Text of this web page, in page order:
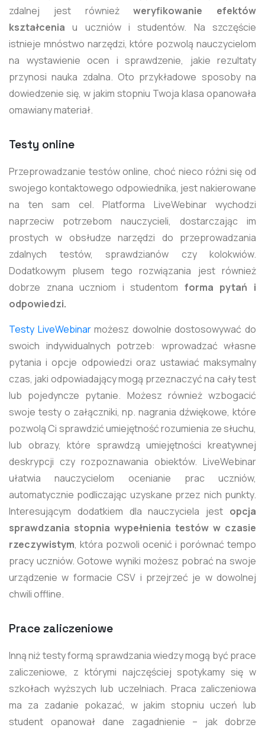
zdalnej jest równieżweryfikowanie efektów
kształcenia u uczniów i studentów. Na szczęście
istnieje mnóstwo narzędzi, które pozwolą nauczycielom
na wystawienie ocen i sprawdzenie, jakie rezultaty
przynosi nauka zdalna. Oto przykładowe sposoby na
dowiedzenie się, w jakim stopniu Twoja klasa opanowała
omawiany materiał.
Testy online
Przeprowadzanie testów online, choć nieco różni się od
swojego kontaktowego odpowiednika, jest nakierowane
na ten sam cel. Platforma LiveWebinar wychodzi
naprzeciw potrzebom nauczycieli, dostarczając im
prostych w obsłudze narzędzi do przeprowadzania
zdalnych testów, sprawdzianów czy kolokwiów.
Dodatkowym plusem tego rozwiązania jest również
dobrze znana uczniom i studentom forma pytań i
odpowiedzi.
Testy LiveWebinarmożesz dowolnie dostosowywać do
swoich indywidualnych potrzeb: wprowadzać własne
pytania i opcje odpowiedzi oraz ustawiać maksymalny
czas, jaki odpowiadający mogą przeznaczyć na cały test
lub pojedyncze pytanie. Możesz również wzbogacić
swoje testy o załączniki, np. nagrania dźwiękowe, które
pozwolą Ci sprawdzić umiejętność rozumienia ze słuchu,
lub obrazy, które sprawdzą umiejętności kreatywnej
deskrypcji czy rozpoznawania obiektów. LiveWebinar
ułatwia nauczycielom ocenianie prac uczniów,
automatycznie podliczając uzyskane przez nich punkty.
Interesującym dodatkiem dla nauczyciela jest opcja
sprawdzania stopnia wypełnienia testów w czasie
rzeczywistym, która pozwoli ocenić i porównać tempo
pracy uczniów. Gotowe wyniki możesz pobrać na swoje
urządzenie w formacie CSV i przejrzeć je w dowolnej
chwili offline.
Prace zaliczeniowe
Inną niż testy formą sprawdzania wiedzy mogą być prace
zaliczeniowe, z którymi najczęściej spotykamy się w
szkołach wyższych lub uczelniach. Praca zaliczeniowa
ma za zadanie pokazać, w jakim stopniu uczeń lub
student opanował dane zagadnienie – jak dobrze